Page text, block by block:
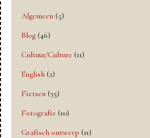
Algemeen (5)
Blog (46)
Cultuur/Culture (11)
English (2)
Fietsen (35)
Fotografie (10)
Grafisch ontwerp (11)